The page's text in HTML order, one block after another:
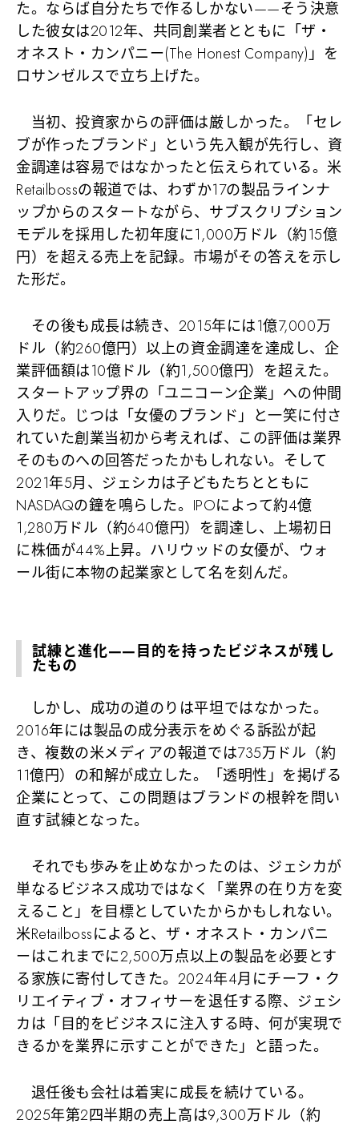
た。ならば自分たちで作るしかない——そう決意
した彼女は2012年、共同創業者とともに「ザ・
オネスト・カンパニー(The Honest Company)」を
ロサンゼルスで立ち上げた。
当初、投資家からの評価は厳しかった。「セレ
ブが作ったブランド」という先入観が先行し、資
金調達は容易ではなかったと伝えられている。米
Retailbossの報道では、わずか17の製品ラインナ
ップからのスタートながら、サブスクリプション
モデルを採用した初年度に1,000万ドル（約15億
円）を超える売上を記録。市場がその答えを示し
た形だ。
その後も成長は続き、2015年には1億7,000万
ドル（約260億円）以上の資金調達を達成し、企
業評価額は10億ドル（約1,500億円）を超えた。
スタートアップ界の「ユニコーン企業」への仲間
入りだ。じつは「女優のブランド」と一笑に付さ
れていた創業当初から考えれば、この評価は業界
そのものへの回答だったかもしれない。そして
2021年5月、ジェシカは子どもたちとともに
NASDAQの鐘を鳴らした。IPOによって約4億
1,280万ドル（約640億円）を調達し、上場初日
に株価が44%上昇。ハリウッドの女優が、ウォ
ール街に本物の起業家として名を刻んだ。
試練と進化——目的を持ったビジネスが残し
たもの
しかし、成功の道のりは平坦ではなかった。
2016年には製品の成分表示をめぐる訴訟が起
き、複数の米メディアの報道では735万ドル（約
11億円）の和解が成立した。「透明性」を掲げる
企業にとって、この問題はブランドの根幹を問い
直す試練となった。
それでも歩みを止めなかったのは、ジェシカが
単なるビジネス成功ではなく「業界の在り方を変
えること」を目標としていたからかもしれない。
米Retailbossによると、ザ・オネスト・カンパニ
ーはこれまでに2,500万点以上の製品を必要とす
る家族に寄付してきた。2024年4月にチーフ・ク
リエイティブ・オフィサーを退任する際、ジェシ
カは「目的をビジネスに注入する時、何が実現で
きるかを業界に示すことができた」と語った。
退任後も会社は着実に成長を続けている。
2025年第2四半期の売上高は9,300万ドル（約